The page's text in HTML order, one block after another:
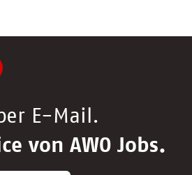
E-Mail.
von AWO Jobs.